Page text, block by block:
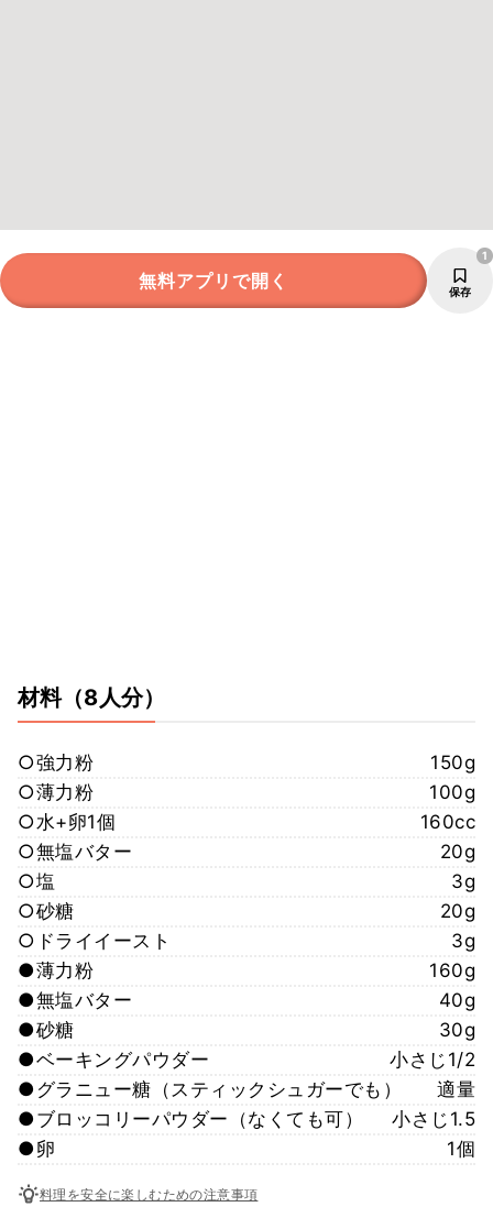
無料アプリで開く 保存
1
材料（8人分）
○強力粉
150g
○薄力粉
100g
○水+卵1個
160cc
○無塩バター
20g
○塩
3g
○砂糖
20g
○ドライイースト
3g
●薄力粉
160g
●無塩バター
40g
●砂糖
30g
●ベーキングパウダー
小さじ1/2
●グラニュー糖（スティックシュガーでも）
適量
●ブロッコリーパウダー（なくても可）
小さじ1.5
●卵
1個
料理を安全に楽しむための注意事項